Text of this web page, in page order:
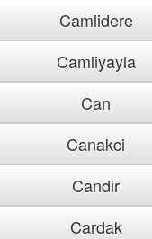
Camlidere
Camliyayla
Can
Canakci
Candir
Cardak